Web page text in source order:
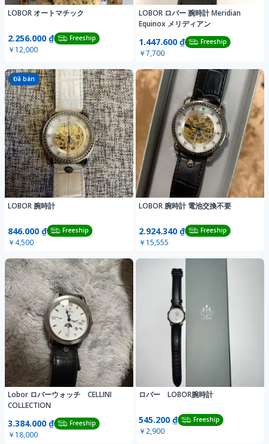
LOBOR オートマチック
2.256.000 ₫ Freeship
￥12,000
LOBOR ロバー 腕時計 Meridian
Equinox メリディアン
1.447.600 ₫ Freeship
￥7,700
Đã bán
LOBOR 腕時計
846.000 ₫ Freeship
￥4,500
LOBOR 腕時計 電池交換不要
2.924.340 ₫ Freeship
￥15,555
Lobor ロバーウォッチ CELLINI
COLLECTION
3.384.000 ₫ Freeship
￥18,000
ロバー LOBOR腕時計
545.200 ₫ Freeship
￥2,900